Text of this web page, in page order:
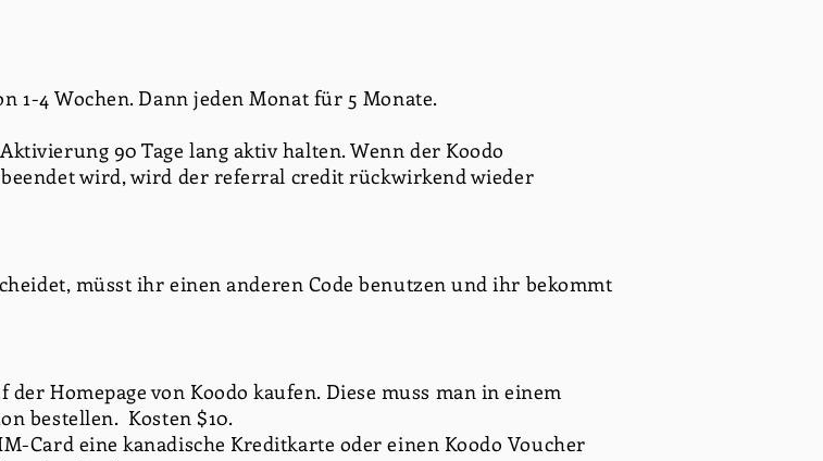
1-4 Wochen. Dann jeden Monat für 5 Monate.
90 Tage lang aktiv halten. Wenn der Koodo
wird, wird der referral credit rückwirkend wieder
müsst ihr einen anderen Code benutzen und ihr bekommt
Homepage von Koodo kaufen. Diese muss man in einem
bestellen. Kosten $10.
Card eine kanadische Kreditkarte oder einen Koodo Voucher